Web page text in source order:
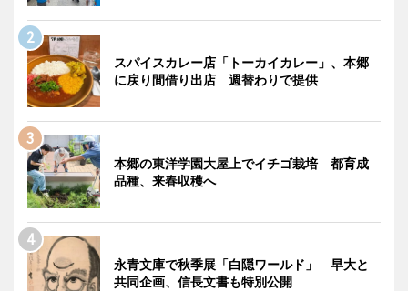
スパイスカレー店「トーカイカレー」、本郷
に戻り間借り出店 週替わりで提供
本郷の東洋学園大屋上でイチゴ栽培 都育成
品種、来春収穫へ
永青文庫で秋季展「白隠ワールド」 早大と
共同企画、信長文書も特別公開